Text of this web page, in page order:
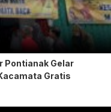
Pontianak Gelar
Gratis